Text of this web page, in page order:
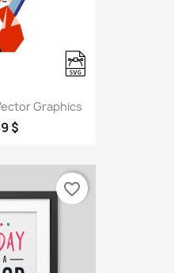
Graphics
$
favorite_border